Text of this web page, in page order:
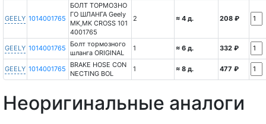
GEELY 1014001765
БОЛТ ТОРМОЗНО
ГО ШЛАНГА Geely
MK,MK CROSS 101
4001765
2 ≈ 4 д. 208 ₽
GEELY 1014001765
Болт тормозного
шланга ORIGINAL
1 ≈ 6 д. 332 ₽
GEELY 1014001765
BRAKE HOSE CON
NECTING BOL
1 ≈ 8 д. 477 ₽
Неоригинальные аналоги